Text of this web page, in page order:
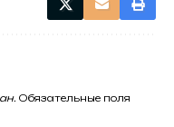
Обязательные поля